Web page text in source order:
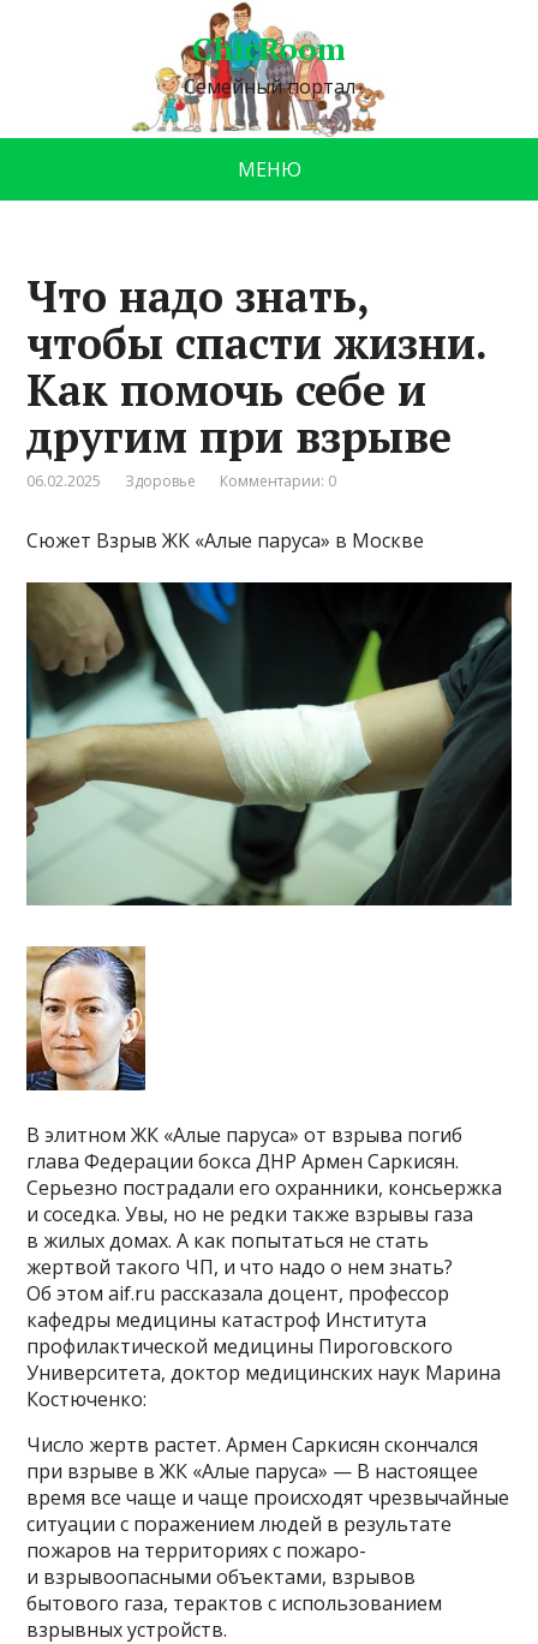
ChicRoom
Семейный портал
МЕНЮ
Что надо знать,
чтобы спасти жизни.
Как помочь себе и
другим при взрыве
06.02.2025 Здоровье Комментарии: 0
Сюжет Взрыв ЖК «Алые паруса» в Москве
В элитном ЖК «Алые паруса» от взрыва погиб
глава Федерации бокса ДНР Армен Саркисян.
Серьезно пострадали его охранники, консьержка
и соседка. Увы, но не редки также взрывы газа
в жилых домах. А как попытаться не стать
жертвой такого ЧП, и что надо о нем знать?
Об этом aif.ru рассказала доцент, профессор
кафедры медицины катастроф Института
профилактической медицины Пироговского
Университета, доктор медицинских наук Марина
Костюченко:
Число жертв растет. Армен Саркисян скончался
при взрыве в ЖК «Алые паруса» — В настоящее
время все чаще и чаще происходят чрезвычайные
ситуации с поражением людей в результате
пожаров на территориях с пожаро-
и взрывоопасными объектами, взрывов
бытового газа, терактов с использованием
взрывных устройств.